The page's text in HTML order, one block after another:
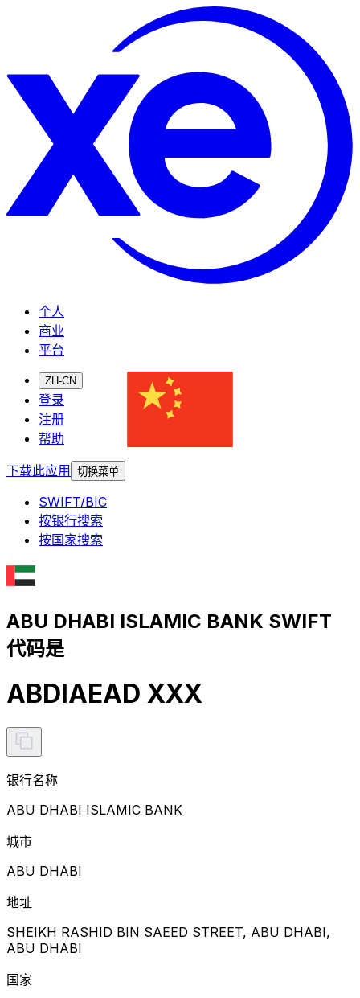
个人
商业
平台
ZH-CN
登录
注册
帮助
下载此应用
切换菜单
SWIFT/BIC
按银行搜索
按国家搜索
ABU DHABI ISLAMIC BANK SWIFT
代码是
ABDIAEAD XXX
银行名称
ABU DHABI ISLAMIC BANK
城市
ABU DHABI
地址
SHEIKH RASHID BIN SAEED STREET, ABU DHABI,
ABU DHABI
国家